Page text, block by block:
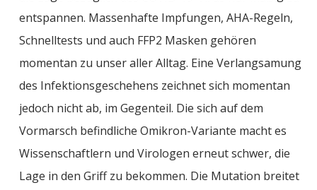
entspannen. Massenhafte Impfungen, AHA-Regeln,
Schnelltests und auch FFP2 Masken gehören
momentan zu unser aller Alltag. Eine Verlangsamung
des Infektionsgeschehens zeichnet sich momentan
jedoch nicht ab, im Gegenteil. Die sich auf dem
Vormarsch befindliche Omikron-Variante macht es
Wissenschaftlern und Virologen erneut schwer, die
Lage in den Griff zu bekommen. Die Mutation breitet